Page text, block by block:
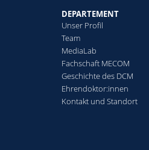
DEPARTEMENT
Unser Profil
Team
MediaLab
Fachschaft MECOM
Geschichte des DCM
Ehrendoktor:innen
Kontakt und Standort